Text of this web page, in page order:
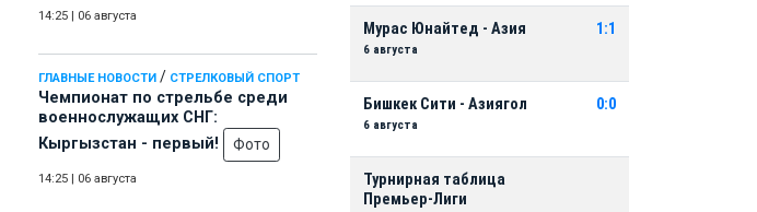
14:25 06 августа
ГЛАВНЫЕ НОВОСТИ / СТРЕЛКОВЫЙ СПОРТ
Чемпионат по стрельбе среди
военнослужащих СНГ:
Кыргызстан - первый!
Фото
14:25 06 августа
Мурас Юнайтед - Азия
6 августа
1:1
Бишкек Сити - Азиягол
6 августа
0:0
Турнирная таблица
Премьер-Лиги